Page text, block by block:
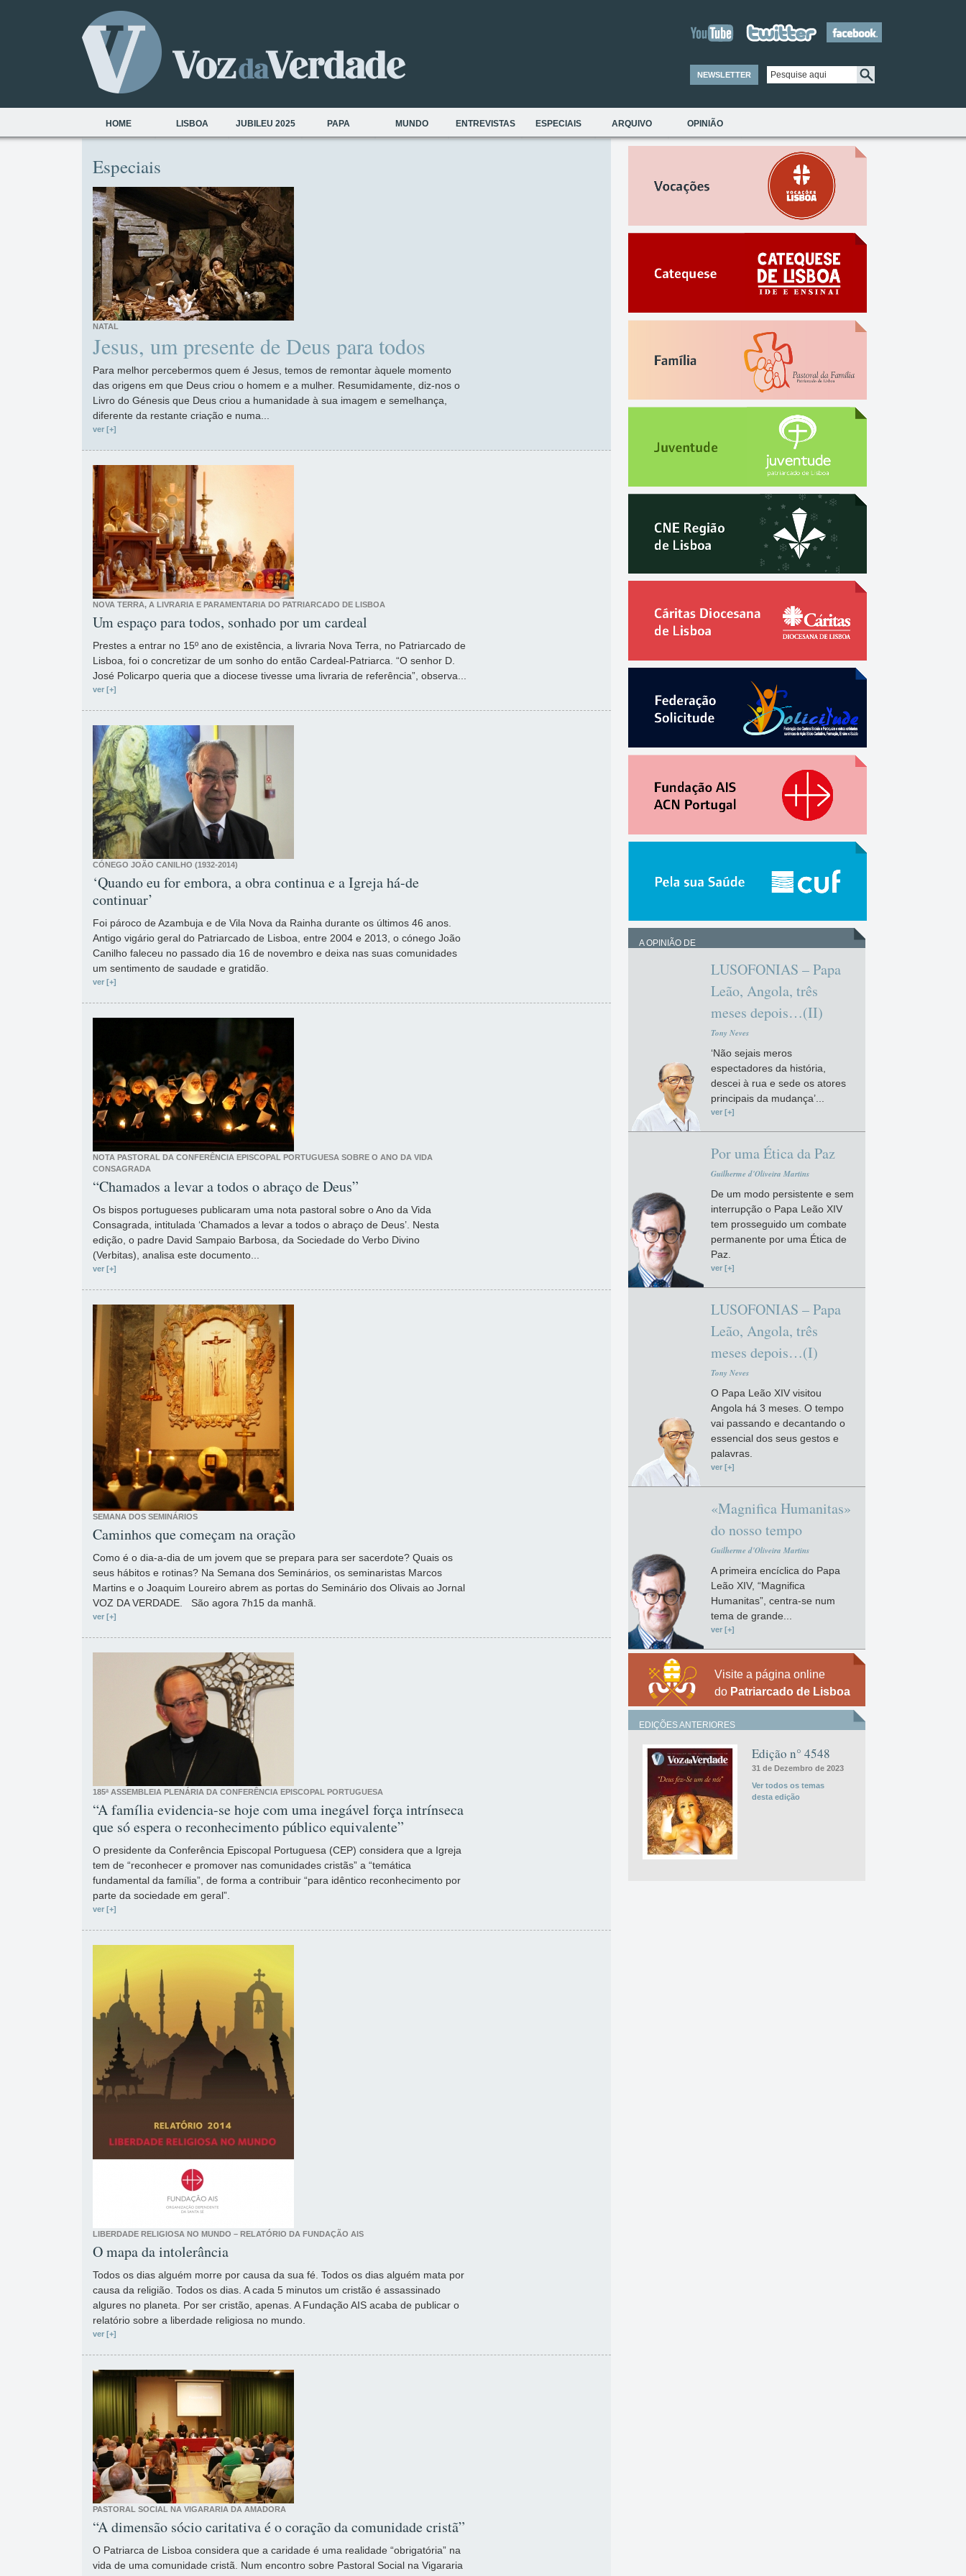
NEWSLETTER
HOME LISBOA JUBILEU 2025 PAPA MUNDO ENTREVISTAS ESPECIAIS ARQUIVO OPINIÃO
Especiais
NATAL
Jesus, um presente de Deus para todos
Para melhor percebermos quem é Jesus, temos de remontar àquele momento
das origens em que Deus criou o homem e a mulher. Resumidamente, diz-nos o
Livro do Génesis que Deus criou a humanidade à sua imagem e semelhança,
diferente da restante criação e numa...
ver [+]
NOVA TERRA, A LIVRARIA E PARAMENTARIA DO PATRIARCADO DE LISBOA
Um espaço para todos, sonhado por um cardeal
Prestes a entrar no 15º ano de existência, a livraria Nova Terra, no Patriarcado de
Lisboa, foi o concretizar de um sonho do então Cardeal-Patriarca. “O senhor D.
José Policarpo queria que a diocese tivesse uma livraria de referência”, observa...
ver [+]
CÓNEGO JOÃO CANILHO (1932-2014)
‘Quando eu for embora, a obra continua e a Igreja há-de
continuar’
Foi pároco de Azambuja e de Vila Nova da Rainha durante os últimos 46 anos.
Antigo vigário geral do Patriarcado de Lisboa, entre 2004 e 2013, o cónego João
Canilho faleceu no passado dia 16 de novembro e deixa nas suas comunidades
um sentimento de saudade e gratidão.
ver [+]
NOTA PASTORAL DA CONFERÊNCIA EPISCOPAL PORTUGUESA SOBRE O ANO DA VIDA
CONSAGRADA
“Chamados a levar a todos o abraço de Deus”
Os bispos portugueses publicaram uma nota pastoral sobre o Ano da Vida
Consagrada, intitulada ‘Chamados a levar a todos o abraço de Deus’. Nesta
edição, o padre David Sampaio Barbosa, da Sociedade do Verbo Divino
(Verbitas), analisa este documento...
ver [+]
SEMANA DOS SEMINÁRIOS
Caminhos que começam na oração
Como é o dia-a-dia de um jovem que se prepara para ser sacerdote? Quais os
seus hábitos e rotinas? Na Semana dos Seminários, os seminaristas Marcos
Martins e o Joaquim Loureiro abrem as portas do Seminário dos Olivais ao Jornal
VOZ DA VERDADE. São agora 7h15 da manhã.
ver [+]
185ª ASSEMBLEIA PLENÁRIA DA CONFERÊNCIA EPISCOPAL PORTUGUESA
“A família evidencia-se hoje com uma inegável força intrínseca
que só espera o reconhecimento público equivalente”
O presidente da Conferência Episcopal Portuguesa (CEP) considera que a Igreja
tem de “reconhecer e promover nas comunidades cristãs” a “temática
fundamental da família”, de forma a contribuir “para idêntico reconhecimento por
parte da sociedade em geral”.
ver [+]
LIBERDADE RELIGIOSA NO MUNDO – RELATÓRIO DA FUNDAÇÃO AIS
O mapa da intolerância
Todos os dias alguém morre por causa da sua fé. Todos os dias alguém mata por
causa da religião. Todos os dias. A cada 5 minutos um cristão é assassinado
algures no planeta. Por ser cristão, apenas. A Fundação AIS acaba de publicar o
relatório sobre a liberdade religiosa no mundo.
ver [+]
PASTORAL SOCIAL NA VIGARARIA DA AMADORA
“A dimensão sócio caritativa é o coração da comunidade cristã”
O Patriarca de Lisboa considera que a caridade é uma realidade “obrigatória” na
vida de uma comunidade cristã. Num encontro sobre Pastoral Social na Vigararia
A OPINIÃO DE
LUSOFONIAS – Papa
Leão, Angola, três
meses depois…(II)
Tony Neves
‘Não sejais meros
espectadores da história,
descei à rua e sede os atores
principais da mudança’...
ver [+]
Por uma Ética da Paz
Guilherme d'Oliveira Martins
De um modo persistente e sem
interrupção o Papa Leão XIV
tem prosseguido um combate
permanente por uma Ética de
Paz.
ver [+]
LUSOFONIAS – Papa
Leão, Angola, três
meses depois…(I)
Tony Neves
O Papa Leão XIV visitou
Angola há 3 meses. O tempo
vai passando e decantando o
essencial dos seus gestos e
palavras.
ver [+]
«Magnifica Humanitas»
do nosso tempo
Guilherme d'Oliveira Martins
A primeira encíclica do Papa
Leão XIV, “Magnifica
Humanitas”, centra-se num
tema de grande...
ver [+]
Visite a página online
do Patriarcado de Lisboa
EDIÇÕES ANTERIORES
Edição n° 4548
31 de Dezembro de 2023
Ver todos os temas
desta edição